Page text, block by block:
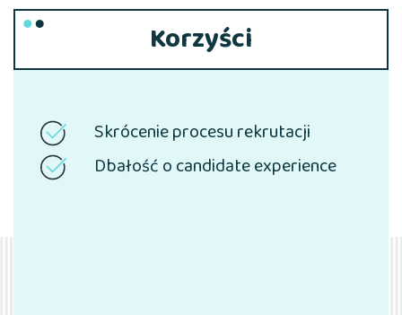
Korzyści
Skrócenie procesu rekrutacji
Dbałość o candidate experience